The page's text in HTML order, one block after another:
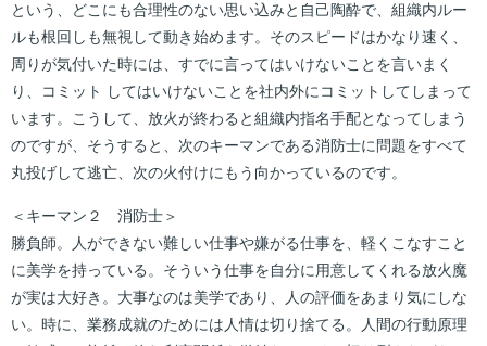
という、どこにも合理性のない思い込みと自己陶酔で、組織内ルー
ルも根回しも無視して動き始めます。そのスピードはかなり速く、
周りが気付いた時には、すでに言ってはいけないことを言いまく
り、コミット してはいけないことを社内外にコミットしてしまって
います。こうして、放火が終わると組織内指名手配となってしまう
のですが、そうすると、次のキーマンである消防士に問題をすべて
丸投げして逃亡、次の火付けにもう向かっているのです。
＜キーマン２ 消防士＞
勝負師。人ができない難しい仕事や嫌がる仕事を、軽くこなすこと
に美学を持っている。そういう仕事を自分に用意してくれる放火魔
が実は大好き。大事なのは美学であり、人の評価をあまり気にしな
い。時に、業務成就のためには人情は切り捨てる。人間の行動原理